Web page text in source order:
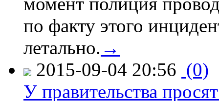
по факту этого
летально. →
2015-09-04 20:56 (0)
У правительства